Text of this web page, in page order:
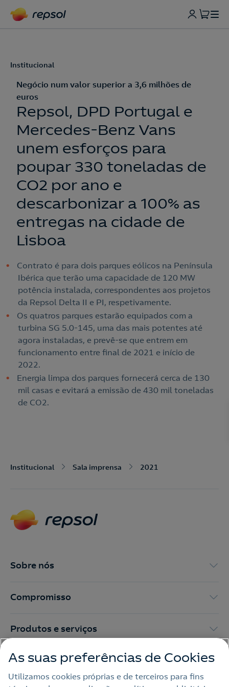
Nós ligamos!
Institucional
Negócio num valor superior a 3,6 milhões de
euros
Repsol, DPD Portugal e
Mercedes-Benz Vans
unem esforços para
poupar 330 toneladas de
CO2 por ano e
descarbonizar a 100% as
entregas na cidade de
Lisboa
Contrato é para dois parques eólicos na Península
Ibérica que terão uma capacidade de 120 MW
potência instalada, correspondentes aos projetos
da Repsol Delta II e PI, respetivamente.
Os quatros parques estarão equipados com a
turbina SG 5.0-145, uma das mais potentes até
agora instaladas, e prevê-se que entrem em
funcionamento entre final de 2021 e início de
2022.
Energia limpa dos parques fornecerá cerca de 130
mil casas e evitará a emissão de 430 mil toneladas
de CO2.
Institucional Sala imprensa 2021
Sobre nós
Compromisso
Produtos e serviços
Trabalhar na Repsol
As suas preferências de Cookies
Utilizamos cookies próprias e de terceiros para fins